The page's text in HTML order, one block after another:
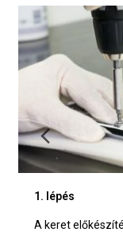
1. lépés
A keret
Slide